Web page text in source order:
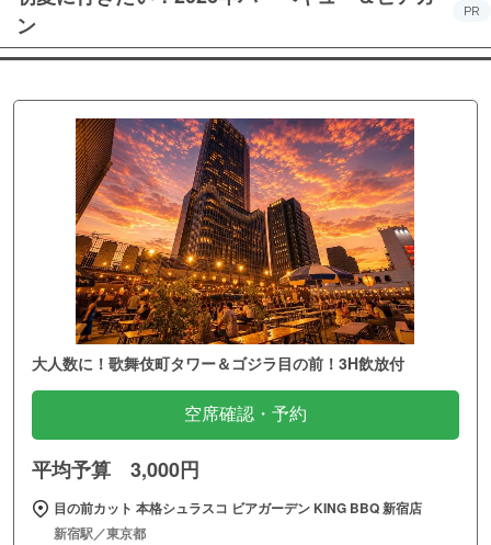
ン
PR
大人数に！歌舞伎町タワー＆ゴジラ目の前！3H飲放付
空席確認・予約
平均予算 3,000円
目の前カット 本格シュラスコ ビアガーデン KING BBQ 新宿店
新宿駅／東京都